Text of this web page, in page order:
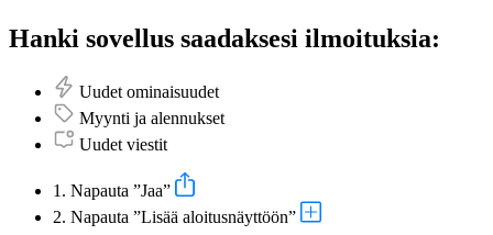
Hanki sovellus saadaksesi ilmoituksia:
Uudet ominaisuudet
Myynti ja alennukset
Uudet viestit
1. Napauta ”Jaa”
2. Napauta ”Lisää aloitusnäyttöön”